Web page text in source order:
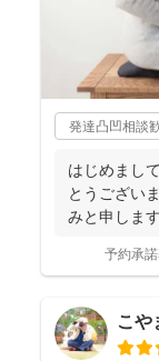
発達凸凹相談
はじめまし
とうござい
みと申しま
予約承諾
こや